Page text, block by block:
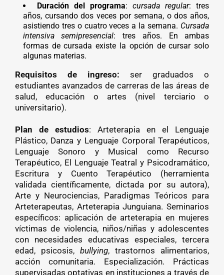
Duración del programa:cursada regular: tres
años, cursando dos veces por semana, o dos años,
asistiendo tres o cuatro veces a la semana. Cursada
intensiva semipresencial: tres años. En ambas
formas de cursada existe la opción de cursar solo
algunas materias.
Requisitos de ingreso:ser graduados o
estudiantes avanzados de carreras de las áreas de
salud, educación o artes (nivel terciario o
universitario).
Plan de estudios: Arteterapia en el Lenguaje
Plástico, Danza y Lenguaje Corporal Terapéuticos,
Lenguaje Sonoro y Musical como Recurso
Terapéutico, El Lenguaje Teatral y Psicodramático,
Escritura y Cuento Terapéutico (herramienta
validada científicamente, dictada por su autora),
Arte y Neurociencias, Paradigmas Teóricos para
Arteterapeutas, Arteterapia Junguiana. Seminarios
específicos: aplicación de arteterapia en mujeres
víctimas de violencia, niños/niñas y adolescentes
con necesidades educativas especiales, tercera
edad, psicosis, bullying, trastornos alimentarios,
acción comunitaria. Especialización. Prácticas
supervisadas optativas en instituciones a través de